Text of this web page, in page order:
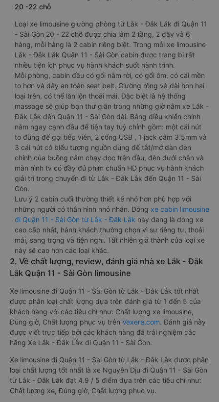
20 -22 chỗ
Loại xe limousine giường phòng từ Lắk - Đắk Lắk đi Quận 11
- Sài Gòn 20 - 22 chỗ được chia làm 2 tầng, 2 dãy và 6
hàng, mỗi hàng là 2 cabin riêng biệt. Trong mỗi xe limousine
Lắk - Đắk Lắk Quận 11 - Sài Gòn cabin được trang bị rất
nhiều tiện ích phục vụ hành khách suốt hành trình.
Mỗi phòng, cabin đều có gối nằm rời, có gối ôm, có cái mền
to hơn và dây an toàn seat belt. Giường rộng và dài hơn hai
loại trên, có thể lăn lộn thoải mái. Đặc biệt là hệ thống
massage sẽ giúp bạn thư giãn trong những giờ nằm xe Lắk -
Đắk Lắk đến Quận 11 - Sài Gòn dài. Bảng điều khiển chính
nằm ngay cạnh đầu để tiện tay tuỳ chỉnh gồm: một cái nút
to đùng để gọi tiếp viên, 2 cổng USB , 1 jack cắm 3.5mm và
3 cái nút có biểu tượng nguồn dùng để tắt/mở dàn đèn
chính của buồng nằm chạy dọc trên đầu, đèn dưới chân và
màn hình tv có đầy đủ phim chuẩn HD phục vụ hành khách
giải trí trong chuyến đi từ Lắk - Đắk Lắk đến Quận 11 - Sài
Gòn.
Lưu ý 2 cabin cuối thường thiết kế nhỏ hơn phù hợp với
những người có thân hình nhỏ nhắn. Dòng xe cabin limousine
đi Quận 11 - Sài Gòn từ Lắk - Đắk Lắk này đang là dòng xe
cao cấp nhất, hành khách thường chọn vì sự riêng tư, thoải
mái, sang trọng và tiện nghi. Tất nhiên giá thành của loại xe
này sẽ cao hơn các loại khác.
2. Về chất lượng, review, đánh giá nhà xe Lắk - Đắk
Lắk Quận 11 - Sài Gòn limousine
Xe limousine đi Quận 11 - Sài Gòn từ Lắk - Đắk Lắk tốt nhất
được phân loại chất lượng dựa trên đánh giá từ 1 đến 5 của
khách hàng với các tiêu chí như: Chất lượng xe limousine,
Đúng giờ, Chất lượng phục vụ trên Vexere.com. Đánh giá này
được viết trực tiếp bởi các khách hàng đã trải nghiệm các
hãng Xe Lắk - Đắk Lắk đi Quận 11 - Sài Gòn.
Xe limousine đi Quận 11 - Sài Gòn từ Lắk - Đắk Lắk được phân
loại chất lượng tốt nhất là xe Nguyên Dịu đi Quận 11 - Sài Gòn
từ Lắk - Đắk Lắk đạt 4.9 / 5 điểm dựa trên các tiêu chí như:
Chất lượng xe, Đúng giờ, Chất lượng phục vụ.